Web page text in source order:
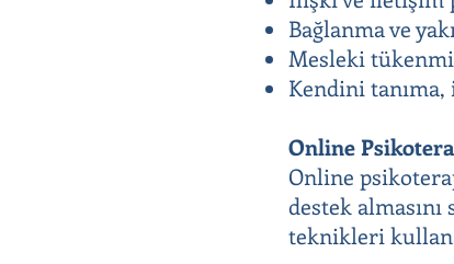
Bağlanma ve
Mesleki
Kendini
Online
Online
destek
teknikleri